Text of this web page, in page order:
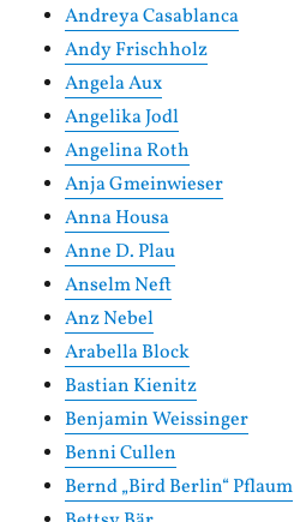
Andreya Casablanca
Andy Frischholz
Angela Aux
Angelika Jodl
Angelina Roth
Anja Gmeinwieser
Anna Housa
Anne D. Plau
Anselm Neft
Anz Nebel
Arabella Block
Bastian Kienitz
Benjamin Weissinger
Benni Cullen
Bernd „Bird Berlin“ Pflaum